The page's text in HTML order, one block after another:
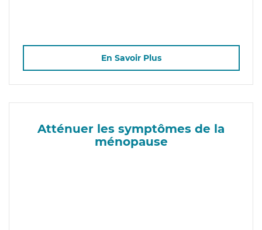
En Savoir Plus
Atténuer les symptômes de la
ménopause